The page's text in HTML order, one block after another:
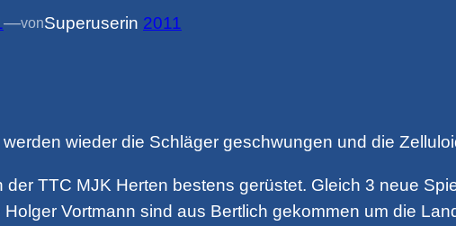
—vonSuperuserin 2011
wieder die Schläger geschwungen und die
der TTC MJK Herten bestens gerüstet. Gleich 3 neue
Vortmann sind aus Bertlich gekommen um die